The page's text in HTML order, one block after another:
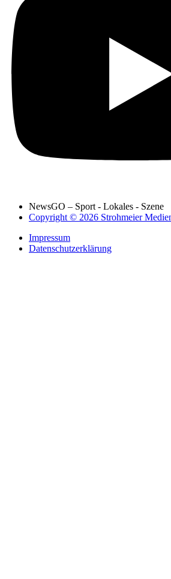
NewsGO – Sport - Lokales - Szene
Copyright © 2026 Strohmeier
Impressum
Datenschutzerklärung